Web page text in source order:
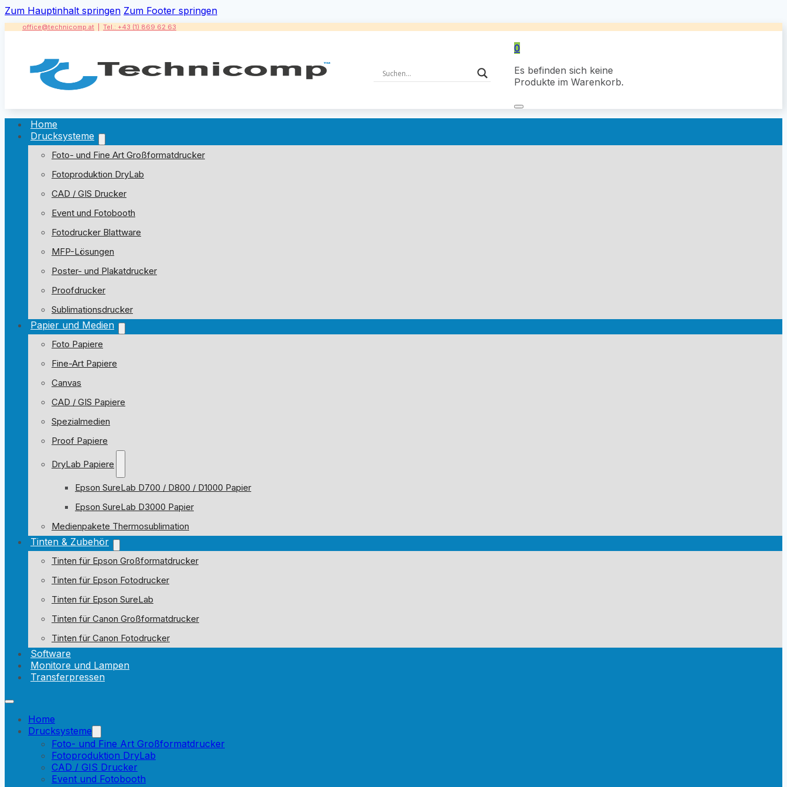
Zum Hauptinhalt springen Zum Footer springen
office@technicomp.at Tel.: +43 (1) 869 62 63
0
Es befinden sich keine
Produkte im Warenkorb.
Home
Drucksysteme
Foto- und Fine Art Großformatdrucker
Fotoproduktion DryLab
CAD / GIS Drucker
Event und Fotobooth
Fotodrucker Blattware
MFP-Lösungen
Poster- und Plakatdrucker
Proofdrucker
Sublimationsdrucker
Papier und Medien
Foto Papiere
Fine-Art Papiere
Canvas
CAD / GIS Papiere
Spezialmedien
Proof Papiere
DryLab Papiere
Epson SureLab D700 / D800 / D1000 Papier
Epson SureLab D3000 Papier
Medienpakete Thermosublimation
Tinten & Zubehör
Tinten für Epson Großformatdrucker
Tinten für Epson Fotodrucker
Tinten für Epson SureLab
Tinten für Canon Großformatdrucker
Tinten für Canon Fotodrucker
Software
Monitore und Lampen
Transferpressen
Home
Drucksysteme
Foto- und Fine Art Großformatdrucker
Fotoproduktion DryLab
CAD / GIS Drucker
Event und Fotobooth